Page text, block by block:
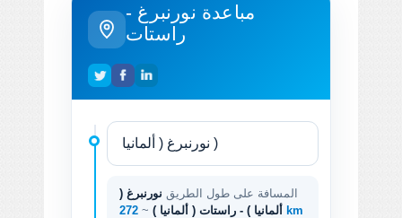
مباعدة نورنبرغ -
راستات
المسافة على طول الطريق نورنبرغ (
ألمانيا ) - راستات ( ألمانيا ) ~
272 km